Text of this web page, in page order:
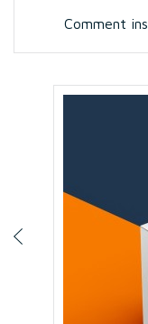
Comment